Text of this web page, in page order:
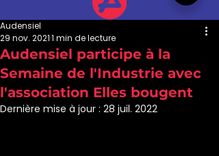
Audensiel participe à la
Semaine de l'Industrie avec
l'association Elles bougent
Audensiel
29 nov. 20211 min de lecture
Dernière mise à jour : 28 juil. 2022